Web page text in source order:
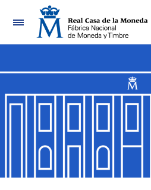
Navegación
Mostrar/Ocultar
Mostrar/Ocultar
Mostrar/Ocultar